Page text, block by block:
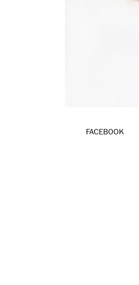
FACEBOOK